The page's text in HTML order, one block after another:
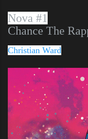
Nova #1
Chance The
Christian Ward